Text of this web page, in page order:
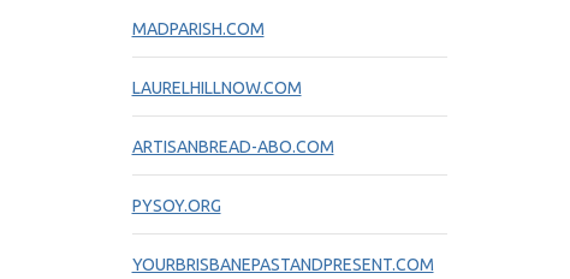
MADPARISH.COM
LAURELHILLNOW.COM
ARTISANBREAD-ABO.COM
PYSOY.ORG
YOURBRISBANEPASTANDPRESENT.COM